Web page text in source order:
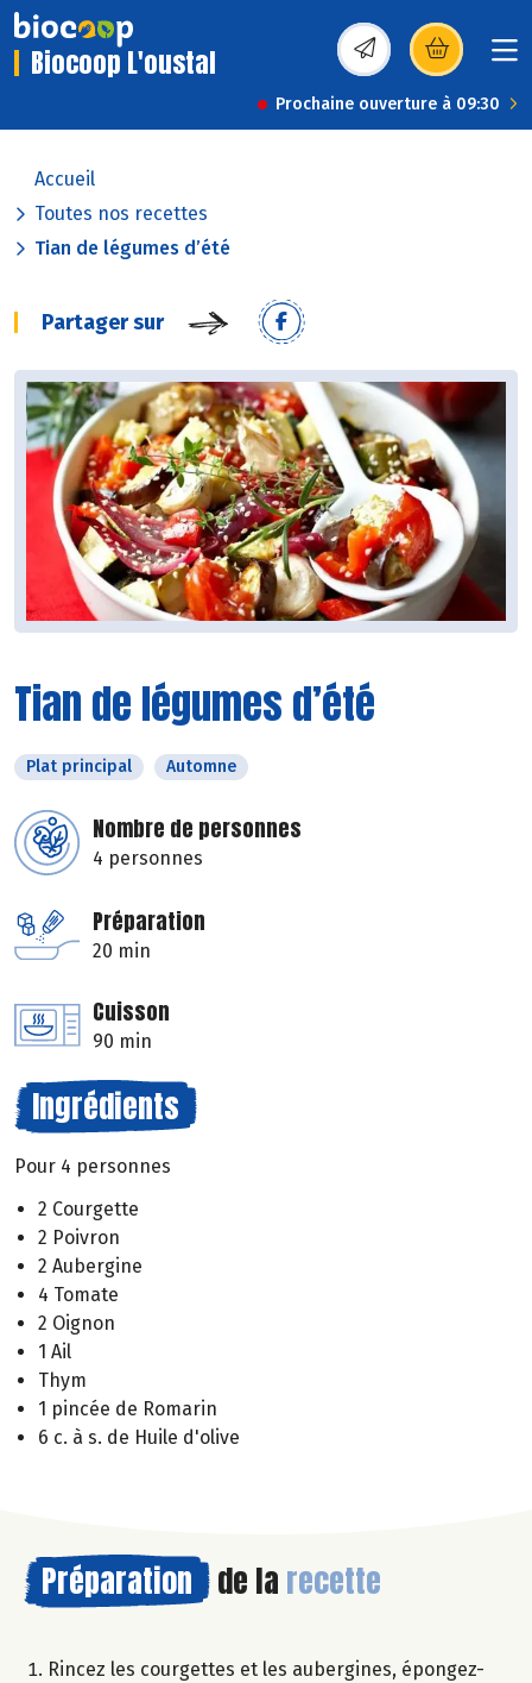
Biocoop L'oustal (s’ouvre dans une
Prochaine ouverture à 09:30
Accueil
Toutes nos recettes
Tian de légumes d’été
Partager sur
Tian de légumes d’été
Plat principal Automne
Nombre de personnes
4 personnes
Préparation
20 min
Cuisson
90 min
Ingrédients
Pour 4 personnes
2 Courgette
2 Poivron
2 Aubergine
4 Tomate
2 Oignon
1 Ail
Thym
1 pincée de Romarin
6 c. à s. de Huile d'olive
Préparation de la recette
Rincez les courgettes et les aubergines, épongez-